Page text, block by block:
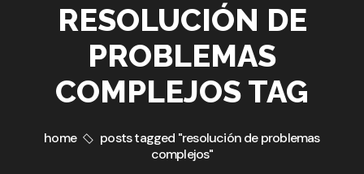
RESOLUCIÓN DE
PROBLEMAS
COMPLEJOS TAG
home
posts tagged "resolución de problemas
complejos"